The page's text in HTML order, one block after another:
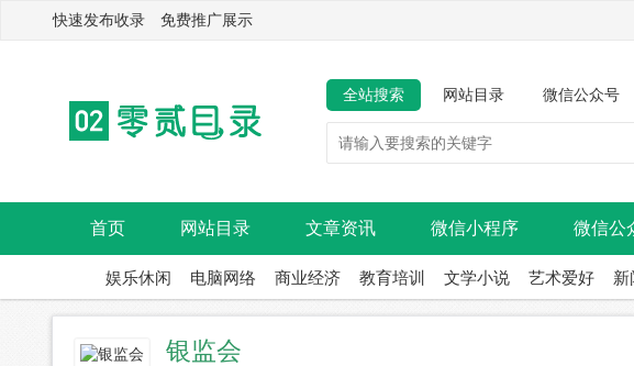
快速发布收录 免费推广展示
全站搜索 网站目录 微信公众号
首页 网站目录 文章资讯 微信小程序 微信公
娱乐休闲 电脑网络 商业经济 教育培训 文学小说 艺术爱好 新
银监会